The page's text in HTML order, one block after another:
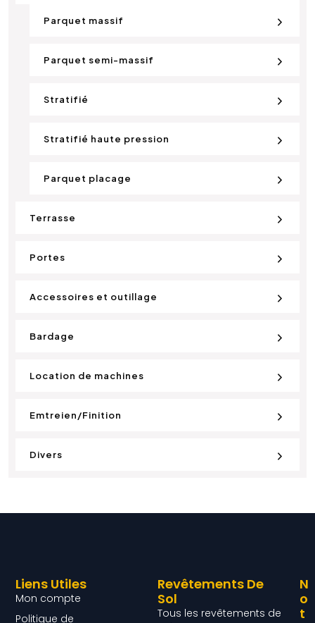
Parquet massif
Parquet semi-massif
Stratifié
Stratifié haute pression
Parquet placage
Terrasse
Portes
Accessoires et outillage
Bardage
Location de machines
Emtreien/Finition
Divers
Revêtements De
Sol
Tous les revêtements de
Liens Utiles
Mon compte
Politique de
N
O
T